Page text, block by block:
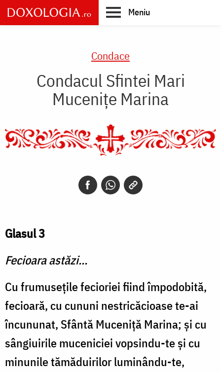
Skip
to
main
Meniu
Condace
Condacul Sfintei Mari
Muceniţe Marina
Glasul 3
Fecioara astăzi...
Cu frumuseţile fecioriei fiind împodobită,
fecioară, cu cununi nestricăcioase te-ai
încununat, Sfântă Muceniţă Marina; şi cu
sângiuirile muceniciei vopsindu-te şi cu
minunile tămăduirilor luminându-te,